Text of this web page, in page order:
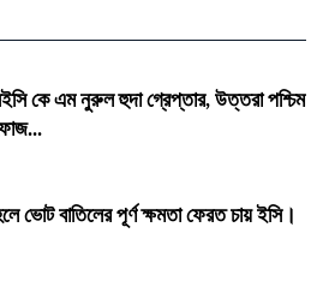
কে এম নুরুল হুদা গ্রেপ্তার, উত্তরা পশ্চিম
ভোট বাতিলের পূর্ণ ক্ষমতা ফেরত চায় ইসি।